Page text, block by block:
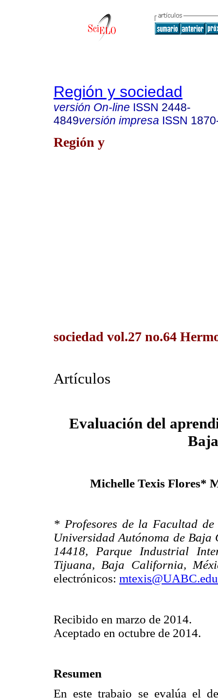
Región y sociedad
versión On-line ISSN 2448-
4849versión impresa ISSN
Región y
sociedad vol.27 no.64
Artículos
Evaluación del
Michelle Texis Flores*
* Profesores de la Facultad
Universidad Autónoma de
14418, Parque Industrial
Tijuana, Baja California,
electrónicos:
Recibido en marzo de 2014.
Aceptado en octubre de 2014.
Resumen
En este trabajo se evalúa el